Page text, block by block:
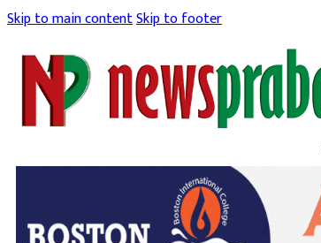
Skip to main contentSkip to footer